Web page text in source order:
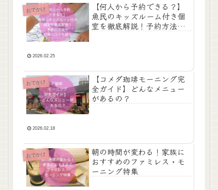
おでかけ
【何人から予約できる？】
魚民のキッズルーム付き個
室を徹底解説！予約方法や
2026.02.25
おでかけ
【コメダ珈琲モーニング完
全ガイド】どんなメニュー
があるの？
2026.02.18
おでかけ
朝の時間が変わる！家族に
おすすめのファミレス・モ
ーニング特集